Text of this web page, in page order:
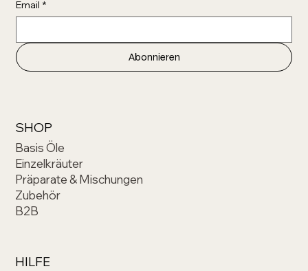
HILFE
SHOP
Basis Öle
Einzelkräuter
Präparate & Mischungen
Zubehör
B2B
Email *
Abonnieren